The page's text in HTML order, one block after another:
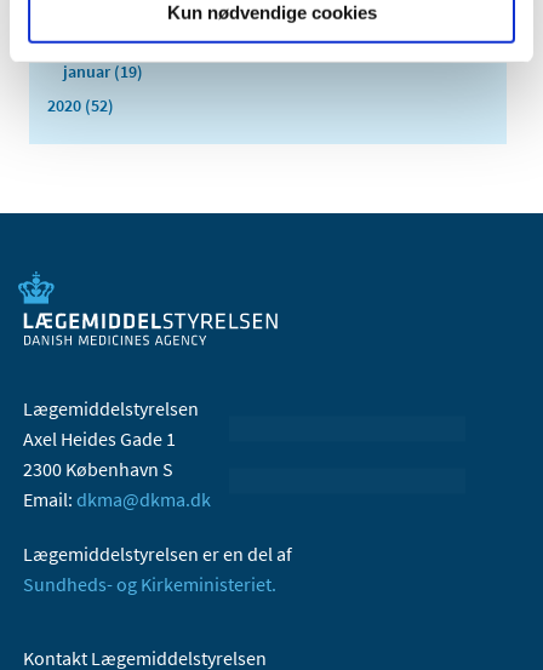
Kun nødvendige cookies
februar (11)
januar (19)
2020 (52)
Lægemiddelstyrelsen
Axel Heides Gade 1
2300 København S
Email: dkma@dkma.dk
Lægemiddelstyrelsen er en del af
Sundheds- og Kirkeministeriet.
Kontakt Lægemiddelstyrelsen